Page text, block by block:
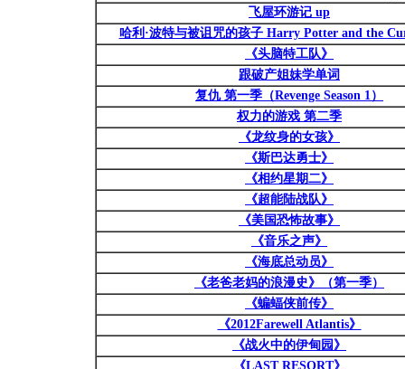
飞屋环游记 up
哈利·波特与被诅咒的孩子 Harry Potter and the
《头脑特工队》
跟破产姐妹学单词
复仇 第一季（Revenge Season 1）
权力的游戏 第二季
《龙纹身的女孩》
《斯巴达勇士》
《相约星期二》
《超能陆战队》
《美国恐怖故事》
《音乐之声》
《海底总动员》
《老爸老妈的浪漫史》（第一季）
《蝙蝠侠前传》
《2012Farewell Atlantis》
《战火中的伊甸园》
《LAST RESORT》